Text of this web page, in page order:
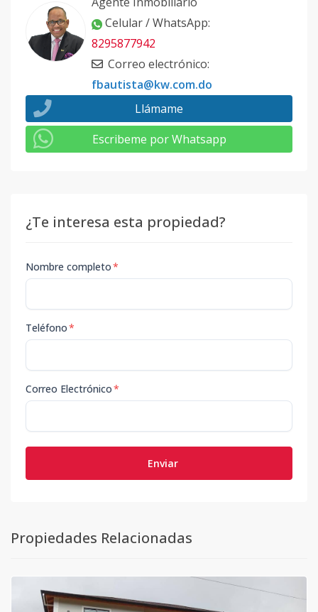
Celular / WhatsApp:
8295877942
Correo electrónico:
fbautista@kw.com.do
Llámame
Escribeme por Whatsapp
¿Te interesa esta propiedad?
Nombre completo*
Teléfono*
Correo Electrónico*
Enviar
Propiedades Relacionadas